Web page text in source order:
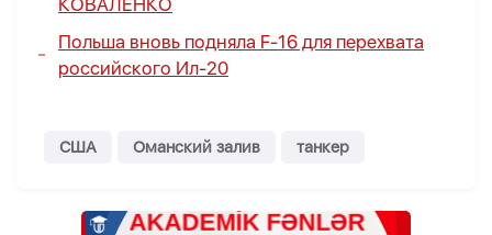
КОВАЛЕНКО
Польша вновь подняла F-16 для перехвата
российского Ил-20
США Оманский залив танкер